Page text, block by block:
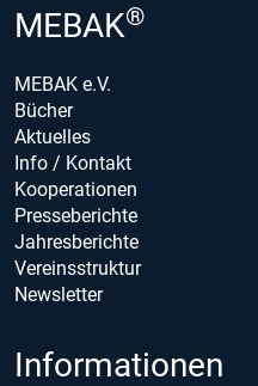
MEBAK®
MEBAK e.V.
Bücher
Aktuelles
Info / Kontakt
Kooperationen
Presseberichte
Jahresberichte
Vereinsstruktur
Newsletter
Informationen